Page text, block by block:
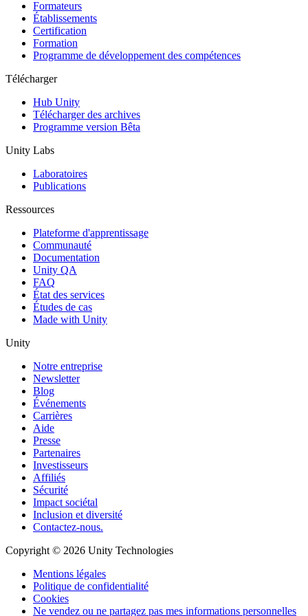
Jeux XR
Lancez des jeux XR sur plusieurs plateformes
Jeux multijoueur
Simplifiez le développement de jeux multijoueurs
Formateurs
Établissements
Certification
Formation
Programme de développement des compétences
Télécharger
Hub Unity
Télécharger des archives
Programme version Bêta
Unity Labs
Laboratoires
Publications
Ressources
Plateforme d'apprentissage
Communauté
Documentation
Unity QA
FAQ
État des services
Études de cas
Made with Unity
Unity
Notre entreprise
Newsletter
Blog
Événements
Carrières
Aide
Presse
Partenaires
Investisseurs
Affiliés
Sécurité
Impact sociétal
Inclusion et diversité
Contactez-nous.
Copyright © 2026 Unity Technologies
Mentions légales
Politique de confidentialité
Cookies
Ne vendez ou ne partagez pas mes informations personnelles